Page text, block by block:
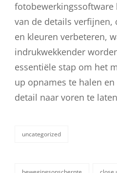
fotobewerkingssoftware
van de details verfijnen,
en kleuren verbeteren,
indrukwekkender
essentiële stap om het
up opnames te halen
detail naar voren te
categorieën
uncategorized